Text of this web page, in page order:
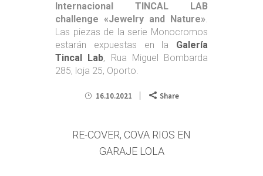
Internacional TINCAL LAB
challenge «Jewelry and Nature».
Las piezas de la serie Monocromos
estarán expuestas en la
Galería
Tincal Lab, Rua Miguel Bombarda
285, loja 25, Oporto.
16.10.2021 Share
RE-COVER, COVA RIOS EN
GARAJE LOLA